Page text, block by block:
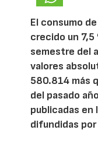
El consumo
crecido un 7,5
semestre del
valores
580.814 más
del pasado
publicadas en
difundidas por